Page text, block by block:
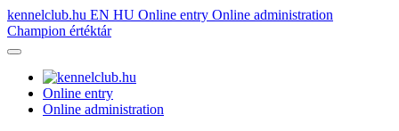
kennelclub.hu EN HU Online entry Online administration
Champion értéktár
Online entry
Online administration